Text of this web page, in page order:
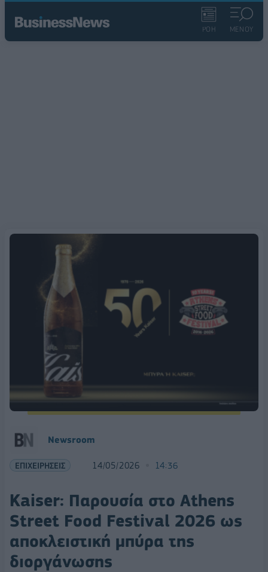
ΡΟΗ ΜΕΝΟΥ
Νewsroom
ΕΠΙΧΕΙΡΗΣΕΙΣ 14/05/2026 14:36
Kaiser: Παρουσία στο Athens
Street Food Festival 2026 ως
αποκλειστική μπύρα της
διοργάνωσης